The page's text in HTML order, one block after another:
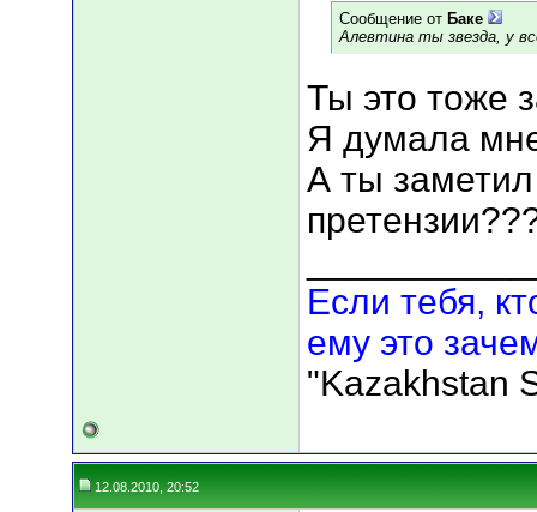
Сообщение от Баке
Алевтина ты звезда, у
Ты это тоже
Я думала
А ты заметил
Если тебя,
ему это
"Kazakhstan
12.08.2010, 20:52